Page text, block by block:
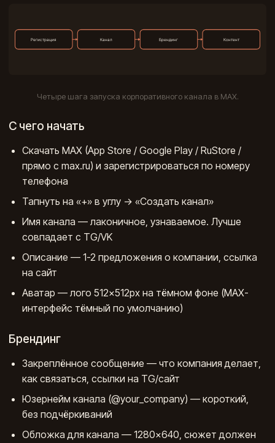
Четыре шага запуска корпоративного канала в МАХ.
С чего начать
Скачать MAX (App Store / Google Play / RuStore /
прямо с max.ru) и зарегистрироваться по номеру
телефона
Тапнуть на «+» в углу → «Создать канал»
Имя канала — лаконичное, узнаваемое. Лучше
совпадает с TG/VK
Описание — 1-2 предложения о компании, ссылка
на сайт
Аватар — лого 512×512px на тёмном фоне (МАХ-
интерфейс тёмный по умолчанию)
Брендинг
Закреплённое сообщение — что компания делает,
как связаться, ссылки на TG/сайт
Юзернейм канала (@your_company) — короткий,
без подчёркиваний
Обложка для канала — 1280×640, сюжет должен